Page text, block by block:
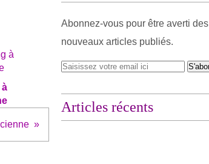
Abonnez-vous pour être averti des
nouveaux articles publiés.
Articles récents